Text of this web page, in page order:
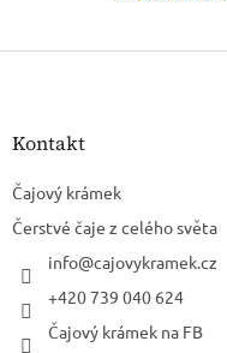
Z
Kontakt
Čajový krámek
Čerstvé čaje z celého světa
info@cajovykramek.cz
+420 739 040 624
Čajový krámek na FB